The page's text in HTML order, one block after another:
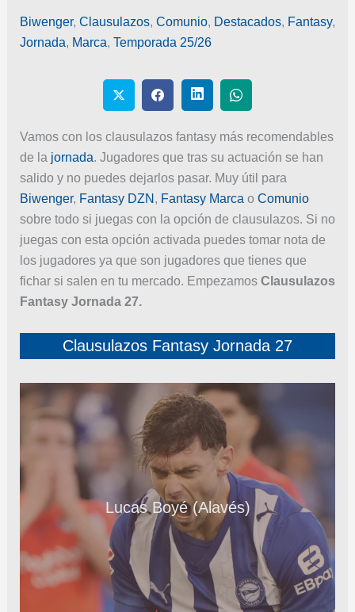
Biwenger, Clausulazos, Comunio, Destacados, Fantasy,
Jornada, Marca, Temporada 25/26
Vamos con los clausulazos fantasy más recomendables
de la jornada. Jugadores que tras su actuación se han
salido y no puedes dejarlos pasar. Muy útil para
Biwenger, Fantasy DZN , Fantasy Marca o Comunio
sobre todo si juegas con la opción de clausulazos. Si no
juegas con esta opción activada puedes tomar nota de
los jugadores ya que son jugadores que tienes que
fichar si salen en tu mercado. Empezamos Clausulazos
Fantasy Jornada 27.
Clausulazos Fantasy Jornada 27
Lucas Boyé (Alavés)